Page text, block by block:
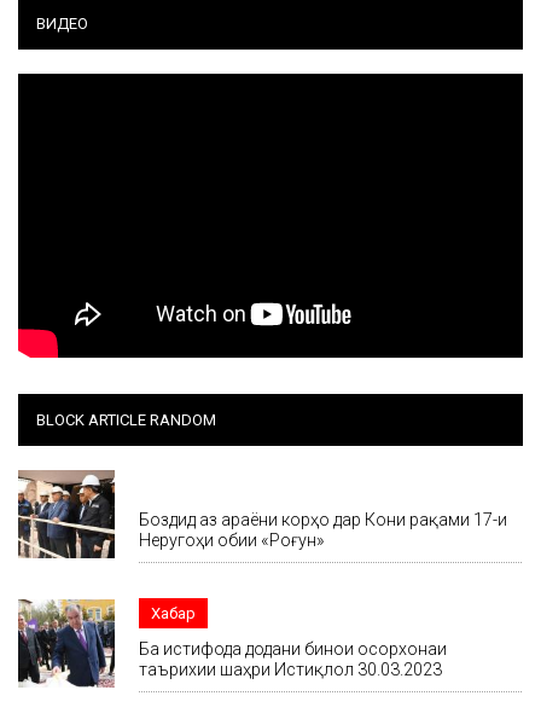
ВИДЕО
BLOCK ARTICLE RANDOM
Боздид аз ҷараёни корҳо дар Кони рақами 17-и
Неругоҳи обии «Роғун»
Хабар
Ба истифода додани бинои осорхонаи
таърихии шаҳри Истиқлол 30.03.2023